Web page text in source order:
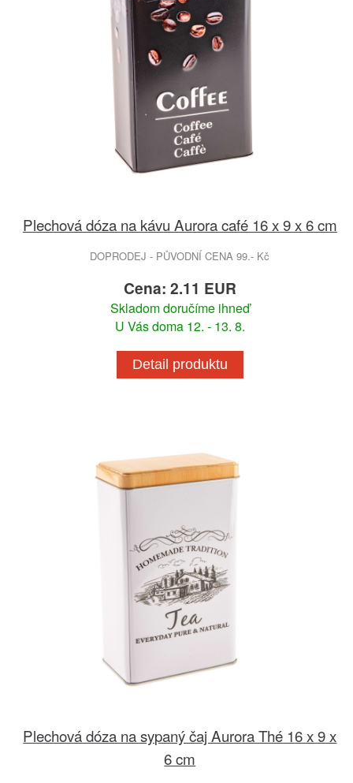
Plechová dóza na kávu Aurora café 16 x 9 x 6 cm
DOPRODEJ - PŮVODNÍ CENA 99.- Kč
Cena: 2.11 EUR
Skladom doručíme ihneď
U Vás doma 12. - 13. 8.
Detail produktu
Plechová dóza na sypaný čaj Aurora Thé 16 x 9 x
6 cm